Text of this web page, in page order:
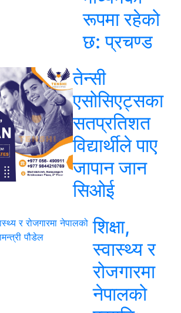
रूपमा रहेको
छ: प्रचण्ड
तेन्सी
एसोसिएट्सका
सतप्रतिशत
विद्यार्थीले पाए
जापान जान
सिओई
शिक्षा,
स्वास्थ्य र
रोजगारमा
नेपालको